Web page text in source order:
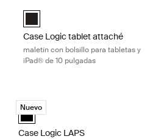
Negro (selected)
Case Logic iPad 10" Tablet
Case Logic tablet attaché
maletín con bolsillo para tabletas y
iPad® de 10 pulgadas
de 10 pulgadas Black
Negro (selected)
Case Logic LAPS funda para
Nuevo
Case Logic LAPS laptop sleeve
Case Logic LAPS